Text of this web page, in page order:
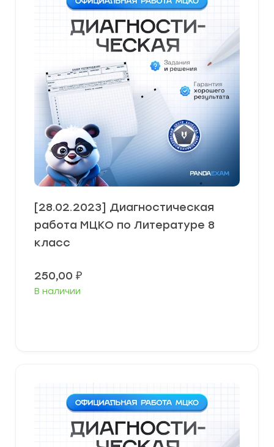
[28.02.2023] Диагностическая
работа МЦКО по Литературе 8
класс
250,00 ₽
В наличии